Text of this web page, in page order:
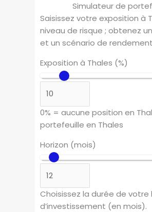
Simulateur de
Saisissez votre exposition à
niveau de risque ; obtenez
et un scénario de
Exposition à Thales (%)
0% = aucune position en
portefeuille en Thales
Horizon (mois)
Choisissez la durée de votre
d’investissement (en mois).